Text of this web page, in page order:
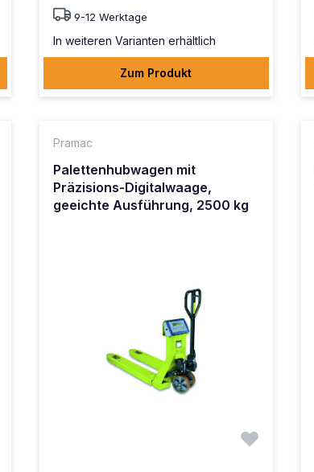
9-12 Werktage
In weiteren Varianten erhältlich
Zum Produkt
Pramac
Palettenhubwagen mit
Präzisions-Digitalwaage,
geeichte Ausführung, 2500 kg